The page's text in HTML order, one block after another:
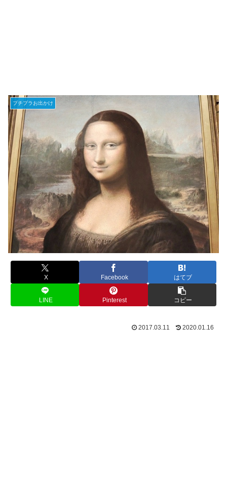
プチプラお出かけ
X Facebook はてブ
LINE Pinterest コピー
2017.03.11 2020.01.16